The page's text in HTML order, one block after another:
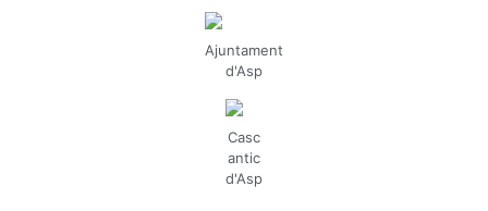
Ajuntament
d'Asp
Casc
antic
d'Asp